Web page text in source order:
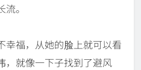
。
幸福，从她的脸上就可以看
，就像一下子找到了避风